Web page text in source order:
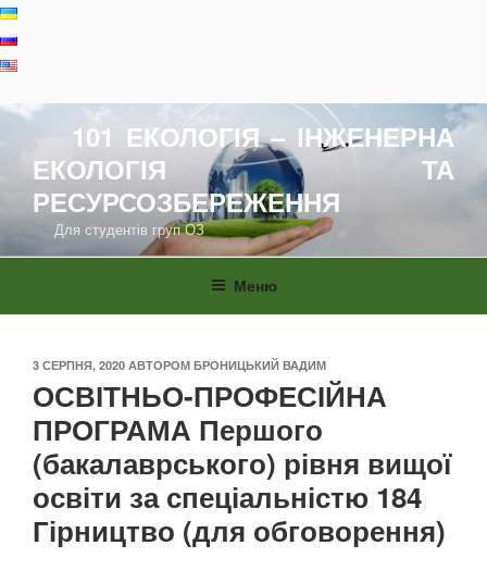
Перейти
до
вмісту
101 ЕКОЛОГІЯ – ІНЖЕНЕРНА
ЕКОЛОГІЯ ТА
РЕСУРСОЗБЕРЕЖЕННЯ
Для студентів груп ОЗ
Меню
ОПУБЛІКОВАНО
3 СЕРПНЯ, 2020 АВТОРОМ БРОНИЦЬКИЙ ВАДИМ
ОСВІТНЬО-ПРОФЕСІЙНА
ПРОГРАМА Першого
(бакалаврського) рівня вищої
освіти за спеціальністю 184
Гірництво (для обговорення)